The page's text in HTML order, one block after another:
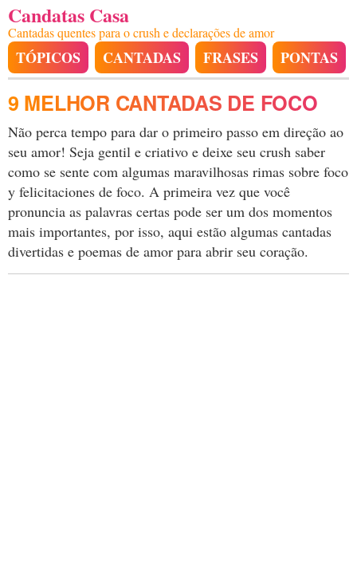
Candatas Casa
Cantadas quentes para o crush e declarações de amor
TÓPICOS CANTADAS FRASES PONTAS
9 MELHOR CANTADAS DE FOCO
Não perca tempo para dar o primeiro passo em direção ao
seu amor! Seja gentil e criativo e deixe seu crush saber
como se sente com algumas maravilhosas rimas sobre foco
y felicitaciones de foco. A primeira vez que você
pronuncia as palavras certas pode ser um dos momentos
mais importantes, por isso, aqui estão algumas cantadas
divertidas e poemas de amor para abrir seu coração.